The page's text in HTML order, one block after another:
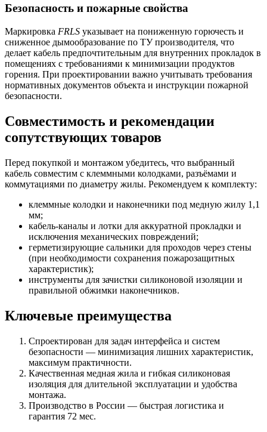
Безопасность и пожарные свойства
Маркировка FRLS указывает на пониженную горючесть и
сниженное дымообразование по ТУ производителя, что
делает кабель предпочтительным для внутренних прокладок в
помещениях с требованиями к минимизации продуктов
горения. При проектировании важно учитывать требования
нормативных документов объекта и инструкции пожарной
безопасности.
Совместимость и рекомендации
сопутствующих товаров
Перед покупкой и монтажом убедитесь, что выбранный
кабель совместим с клеммными колодками, разъёмами и
коммутациями по диаметру жилы. Рекомендуем к комплекту:
клеммные колодки и наконечники под медную жилу 1,1
мм;
кабель-каналы и лотки для аккуратной прокладки и
исключения механических повреждений;
герметизирующие сальники для проходов через стены
(при необходимости сохранения пожарозащитных
характеристик);
инструменты для зачистки силиконовой изоляции и
правильной обжимки наконечников.
Ключевые преимущества
Спроектирован для задач интерфейса и систем
безопасности — минимизация лишних характеристик,
максимум практичности.
Качественная медная жила и гибкая силиконовая
изоляция для длительной эксплуатации и удобства
монтажа.
Производство в России — быстрая логистика и
гарантия 72 мес.